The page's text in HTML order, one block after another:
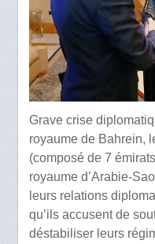
Grave crise
royaume de Bahrein,
(composé de 7
royaume d’Arabie-
leurs relations
qu’ils accusent de
déstabiliser leurs